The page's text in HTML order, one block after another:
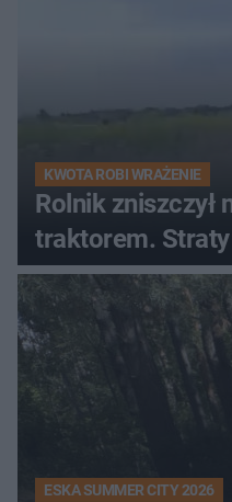
KWOTA ROBI WRAŻENIE
Rolnik zniszczył
traktorem.
ESKA SUMMER CITY 2026